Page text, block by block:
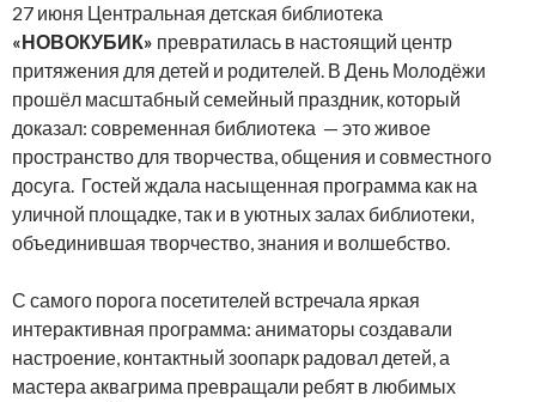
27 июня Центральная детская библиотека
«НОВОКУБИК» превратилась в настоящий центр
притяжения для детей и родителей. В День Молодёжи
прошёл масштабный семейный праздник, который
доказал: современная библиотека — это живое
пространство для творчества, общения и совместного
досуга. Гостей ждала насыщенная программа как на
уличной площадке, так и в уютных залах библиотеки,
объединившая творчество, знания и волшебство.
С самого порога посетителей встречала яркая
интерактивная программа: аниматоры создавали
настроение, контактный зоопарк радовал детей, а
мастера аквагрима превращали ребят в любимых